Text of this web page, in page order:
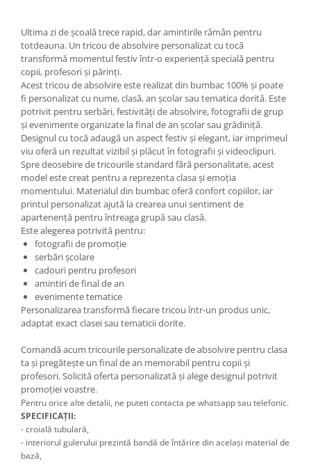
Ultima zi de școală trece rapid, dar amintirile rămân pentru
totdeauna. Un tricou de absolvire personalizat cu tocă
transformă momentul festiv într-o experiență specială pentru
copii, profesori și părinți.
Acest tricou de absolvire este realizat din bumbac 100% și poate
fi personalizat cu nume, clasă, an școlar sau tematica dorită. Este
potrivit pentru serbări, festivități de absolvire, fotografii de grup
și evenimente organizate la final de an școlar sau grădiniță.
Designul cu tocă adaugă un aspect festiv și elegant, iar imprimeul
viu oferă un rezultat vizibil și plăcut în fotografii și videoclipuri.
Spre deosebire de tricourile standard fără personalitate, acest
model este creat pentru a reprezenta clasa și emoția
momentului. Materialul din bumbac oferă confort copiilor, iar
printul personalizat ajută la crearea unui sentiment de
apartenență pentru întreaga grupă sau clasă.
Este alegerea potrivită pentru:
fotografii de promoție
serbări școlare
cadouri pentru profesori
amintiri de final de an
evenimente tematice
Personalizarea transformă fiecare tricou într-un produs unic,
adaptat exact clasei sau tematicii dorite.
Comandă acum tricourile personalizate de absolvire pentru clasa
ta și pregătește un final de an memorabil pentru copii și
profesori. Solicită oferta personalizată și alege designul potrivit
promoției voastre.
Pentru orice alte detalii, ne puteti contacta pe whatsapp sau telefonic.
SPECIFICAȚII:
- croială tubulară,
- interiorul gulerului prezintă bandă de întărire din același material de
bază,